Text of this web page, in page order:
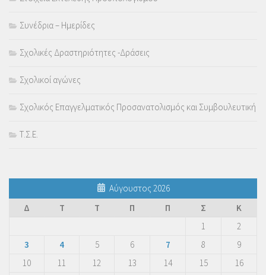
Συνέδρια – Ημερίδες
Σχολικές Δραστηριότητες -Δράσεις
Σχολικοί αγώνες
Σχολικός Επαγγελματικός Προσανατολισμός και Συμβουλευτική
Τ.Σ.Ε.
Αύγουστος 2026
Δ
Τ Τ Π Π Σ
Κ
1
2
3
4 5 6 7 8
9
10
11 12 13 14 15 16